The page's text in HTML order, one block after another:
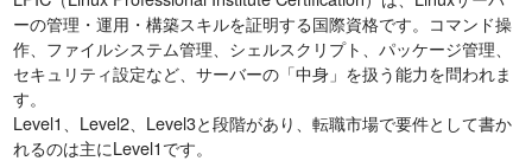
ーの管理・運用・構築スキルを証明する国際資格です。コマンド操
作、ファイルシステム管理、シェルスクリプト、パッケージ管理、
セキュリティ設定など、サーバーの「中身」を扱う能力を問われま
す。
Level1、Level2、Level3と段階があり、転職市場で要件として書か
れるのは主にLevel1です。